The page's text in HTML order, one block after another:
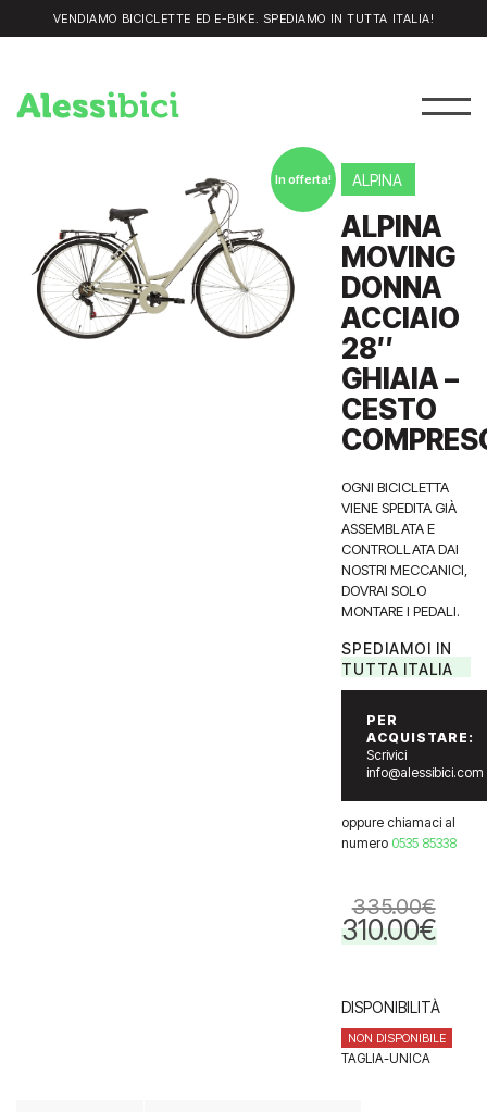
VENDIAMO BICICLETTE ED E-BIKE. SPEDIAMO IN TUTTA ITALIA!
In offerta! ALPINA
ALPINA
MOVING
DONNA
ACCIAIO
28″
GHIAIA –
CESTO
OGNI BICICLETTA
VIENE SPEDITA GIÀ
ASSEMBLATA E
CONTROLLATA DAI
NOSTRI MECCANICI,
DOVRAI SOLO
MONTARE I PEDALI.
SPEDIAMOI IN
TUTTA ITALIA
PER
ACQUISTARE:
Scrivici
info@alessibici.com
oppure chiamaci al
numero 0535 85338
335.00€
Il
prezzo
335.00€.
310.00€Il
prezzo
310.00€.
DISPONIBILITÀ
NON DISPONIBILE
TAGLIA-UNICA